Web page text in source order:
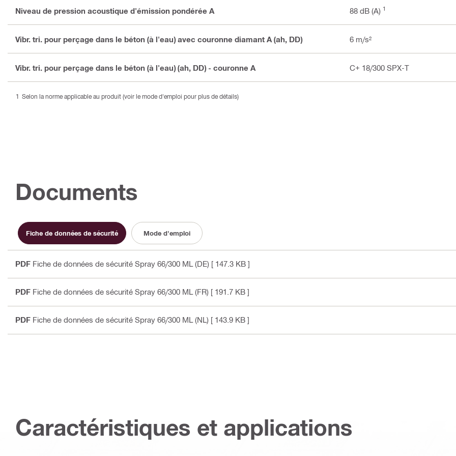
Niveau de pression acoustique d'émission pondérée A 88 dB (A) 1
Vibr. tri. pour perçage dans le béton (à l'eau) avec couronne diamant A (ah, DD) 6 m/s²
Vibr. tri. pour perçage dans le béton (à l'eau) (ah, DD) - couronne A C+ 18/300 SPX-T
Selon la norme applicable au produit (voir le mode d'emploi pour plus de détails)
Documents
Fiche de données de sécurité Mode d'emploi
PDF Fiche de données de sécurité Spray 66/300 ML (DE) [ 147.3 KB ]
PDF Fiche de données de sécurité Spray 66/300 ML (FR) [ 191.7 KB ]
PDF Fiche de données de sécurité Spray 66/300 ML (NL) [ 143.9 KB ]
Caractéristiques et applications